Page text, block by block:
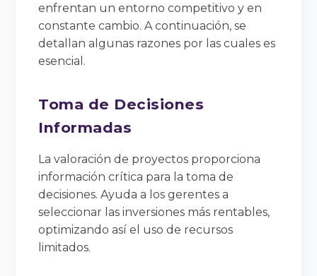
enfrentan un entorno competitivo y en
constante cambio. A continuación, se
detallan algunas razones por las cuales es
esencial.
Toma de Decisiones
Informadas
La valoración de proyectos proporciona
información crítica para la toma de
decisiones. Ayuda a los gerentes a
seleccionar las inversiones más rentables,
optimizando así el uso de recursos
limitados.